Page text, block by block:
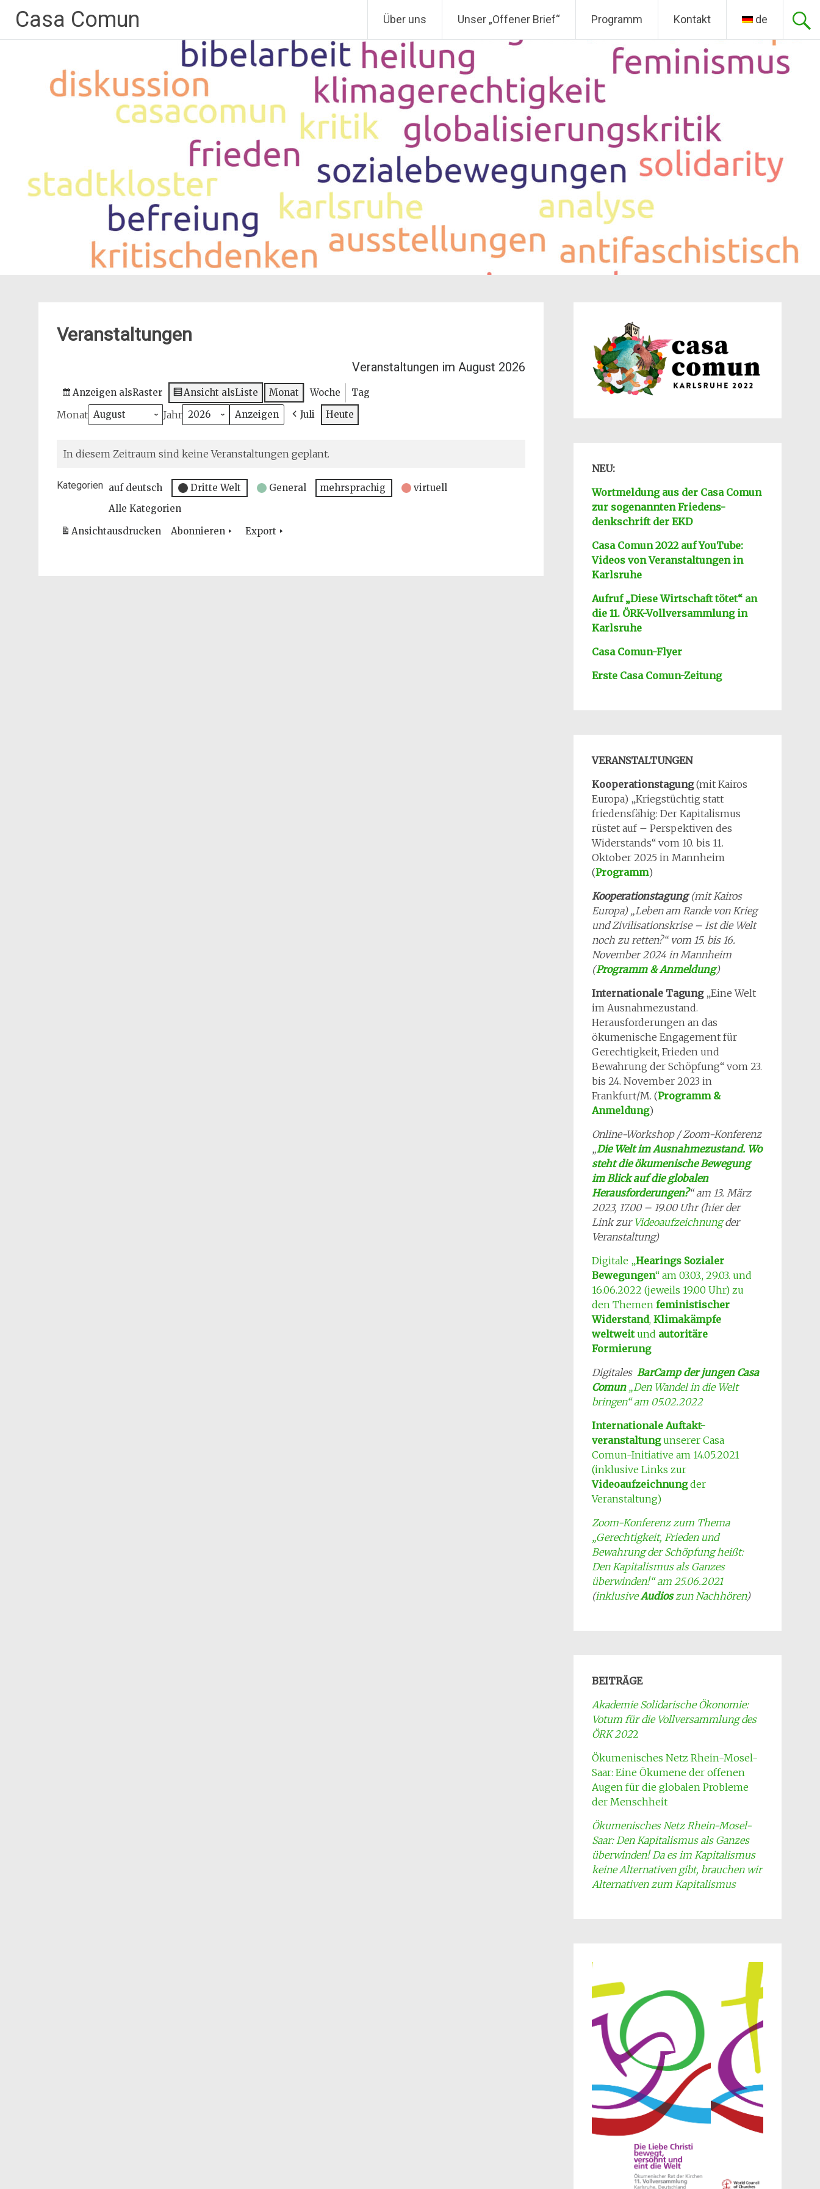
Inhalt
springen
Casa Comun Über uns Unser „Offener Brief“ Programm Kontakt de
Veranstaltungen
Veranstaltungen im August 2026
Anzeigen alsRaster Ansicht alsListe Monat Woche Tag
Monat Jahr Juli Heute
In diesem Zeitraum sind keine Veranstaltungen geplant.
Kategorien auf deutsch Dritte Welt General mehrsprachig
virtuell
Alle Kategorien
Ansichtausdrucken Abonnieren Export
NEU:
Wortmeldung aus der Casa Comun
zur sogenannten Friedens-
denkschrift der EKD
Casa Comun 2022 auf YouTube:
Videos von Veranstaltungen in
Karlsruhe
Aufruf „Diese Wirtschaft tötet“ an
die 11. ÖRK-Vollversammlung in
Karlsruhe
Casa Comun-Flyer
Erste Casa Comun-Zeitung
VERANSTALTUNGEN
Kooperationstagung(mit Kairos
Europa) „Kriegstüchtig statt
friedensfähig: Der Kapitalismus
rüstet auf – Perspektiven des
Widerstands“ vom 10. bis 11.
Oktober 2025 in Mannheim
(Programm)
Kooperationstagung(mit Kairos
Europa) „Leben am Rande von Krieg
und Zivilisationskrise – Ist die Welt
noch zu retten?“ vom 15. bis 16.
November 2024 in Mannheim
(Programm & Anmeldung)
Internationale Tagung„Eine Welt
im Ausnahmezustand.
Herausforderungen an das
ökumenische Engagement für
Gerechtigkeit, Frieden und
Bewahrung der Schöpfung“ vom 23.
bis 24. November 2023 in
Frankfurt/M. (Programm &
Anmeldung)
Online-Workshop / Zoom-Konferenz
„Die Welt im Ausnahmezustand. Wo
steht die ökumenische Bewegung
im Blick auf die globalen
Herausforderungen?“ am 13. März
2023, 17.00 – 19.00 Uhr (hier der
Link zur Videoaufzeichnungder
Veranstaltung)
Digitale „Hearings Sozialer
Bewegungen“ am 03.03., 29.03. und
16.06.2022 (jeweils 19.00 Uhr) zu
den Themen feministischer
Widerstand, Klimakämpfe
weltweitund autoritäre
Formierung
Digitales BarCamp der jungen Casa
Comun„Den Wandel in die Welt
bringen“ am 05.02.2022
Internationale Auftakt-
veranstaltungunserer Casa
Comun-Initiative am 14.05.2021
(inklusive Links zur
Videoaufzeichnungder
Veranstaltung)
Zoom-Konferenz zum Thema
„Gerechtigkeit, Frieden und
Bewahrung der Schöpfung heißt:
Den Kapitalismus als Ganzes
überwinden!“ am 25.06.2021
(inklusiveAudioszun Nachhören)
BEITRÄGE
Akademie Solidarische Ökonomie:
Votum für die Vollversammlung des
ÖRK 2022
Ökumenisches Netz Rhein-Mosel-
Saar: Eine Ökumene der offenen
Augen für die globalen Probleme
der Menschheit
Ökumenisches Netz Rhein-Mosel-
Saar: Den Kapitalismus als Ganzes
überwinden! Da es im Kapitalismus
keine Alternativen gibt, brauchen wir
Alternativen zum Kapitalismus